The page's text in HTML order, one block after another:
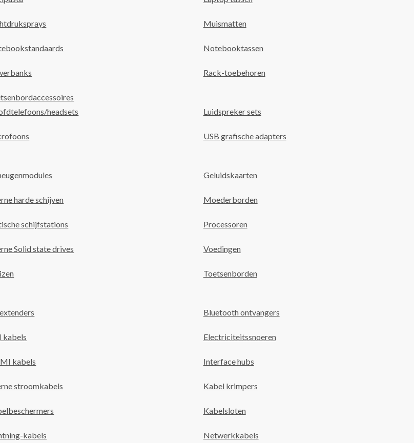
Muismatten
Notebooktassen
Rack-toebehoren
headsets Luidspreker sets
USB grafische adapters
Geluidskaarten
harde schijven Moederborden
schijfstations Processoren
Solid state drives Voedingen
Toetsenborden
Bluetooth ontvangers
kabels Electriciteitssnoeren
kabels Interface hubs
stroomkabels Kabel krimpers
Kabelsloten
kabels Netwerkkabels